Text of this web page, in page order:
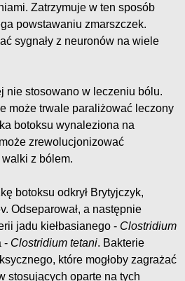
Zatrzymuje w ten sposób
powstawaniu zmarszczek.
sygnały z neuronów na wiele
nie stosowano w leczeniu bólu.
może trwale paraliżować leczony
botoksu wynaleziona na
zrewolucjonizować
z bólem.
botoksu odkrył Brytyjczyk,
Odseparował, a następnie
jadu kiełbasianego - Clostridium
- Clostridium tetani. Bakterie
które mogłoby zagrażać
stosujących oparte na tych